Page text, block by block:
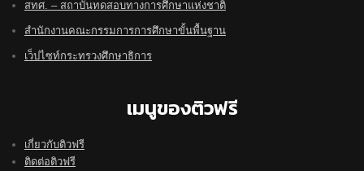
สทศ. – สถาบันทดสอบทางการศึกษาแห่งชาติ
สำนักงานคณะกรรมการการศึกษาขั้นพื้นฐาน
เว็ปไซท์กระทรวงศึกษาธิการ
เมนูของติวฟรี
เกี่ยวกับติวฟรี
ติดต่อติวฟรี